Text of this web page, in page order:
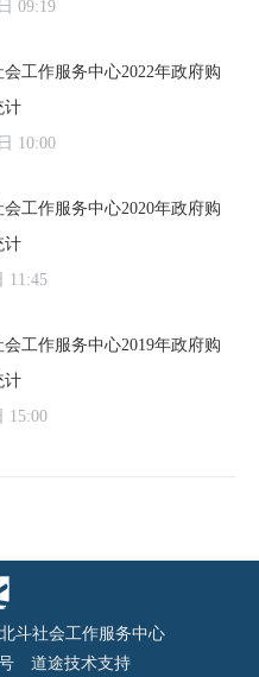
09:19
工作服务中心2022年政府购
计
10:00
工作服务中心2020年政府购
计
11:45
工作服务中心2019年政府购
计
15:00
斗社会工作服务中心
道途技术支持